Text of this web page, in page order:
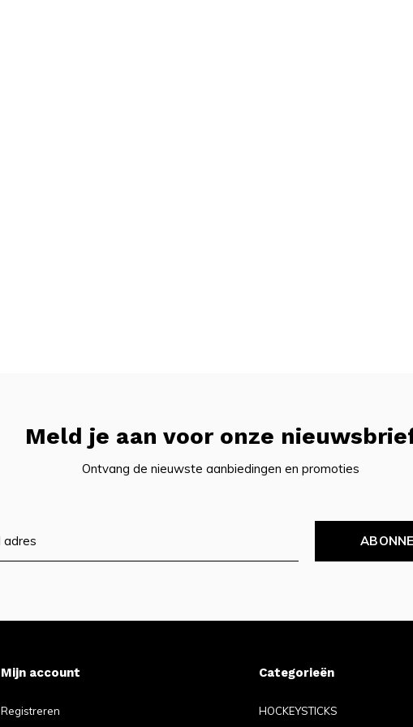
Meld je aan voor onze
Ontvang de nieuwste aanbiedingen en promoties
Mijn account
Registreren
Categorieën
HOCKEYSTICKS